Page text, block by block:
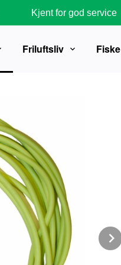
Kjent for god service
Friluftsliv Fiske